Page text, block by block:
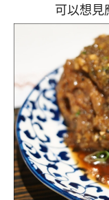
可以想見